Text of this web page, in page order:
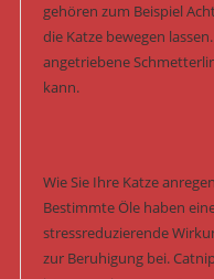
gehören zum Beispiel
die Katze bewegen
angetriebene
kann.
Wie Sie Ihre Katze
Bestimmte Öle haben
stressreduzierende
zur Beruhigung bei.